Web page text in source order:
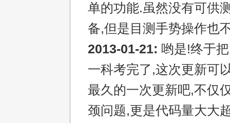
单的功能.虽然没有可供
备,但是目测手势操作也
2013-01-21: 哟是!终于
一科考完了,这次更新可
最久的一次更新吧,不仅
颈问题,更是代码量大大